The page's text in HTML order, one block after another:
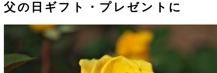
父の日ギフト・プレゼントに